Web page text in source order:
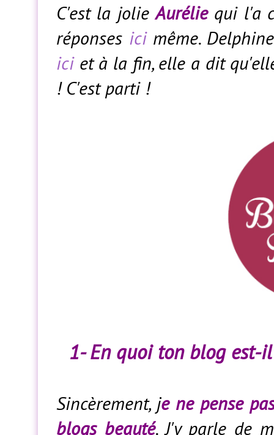
C'est la jolieAuréliequi l'a
réponses icimême.
iciet à la fin, elle a dit
! C'est parti !
1- En quoi ton blog est-
Sincèrement, je ne pense
blogs beauté. J'y parle de